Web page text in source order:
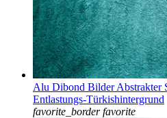
Alu Dibond Bilder Abstrakter
Entlastungs-Türkishintergrund
favorite_border favorite